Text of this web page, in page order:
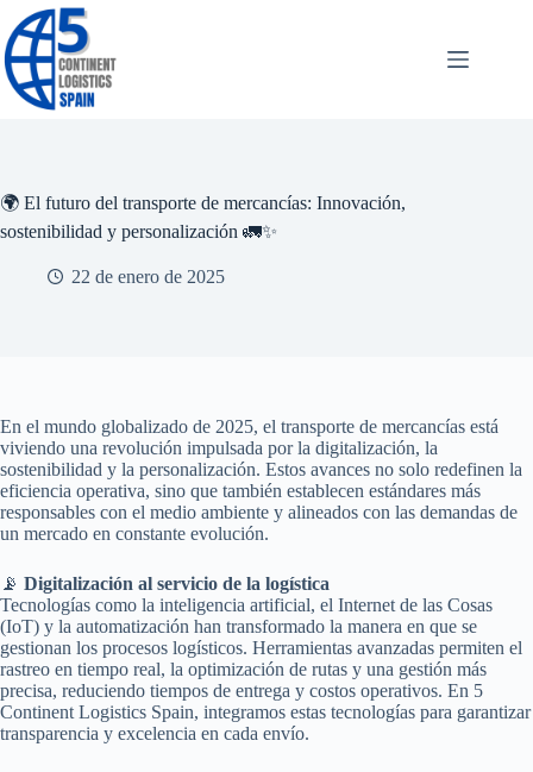
Saltar
al
contenido
🌍 El futuro del transporte de mercancías: Innovación,
sostenibilidad y personalización 🚛✨
22 de enero de 2025
En el mundo globalizado de 2025, el transporte de mercancías está
viviendo una revolución impulsada por la digitalización, la
sostenibilidad y la personalización. Estos avances no solo redefinen la
eficiencia operativa, sino que también establecen estándares más
responsables con el medio ambiente y alineados con las demandas de
un mercado en constante evolución.
📡 Digitalización al servicio de la logística
Tecnologías como la inteligencia artificial, el Internet de las Cosas
(IoT) y la automatización han transformado la manera en que se
gestionan los procesos logísticos. Herramientas avanzadas permiten el
rastreo en tiempo real, la optimización de rutas y una gestión más
precisa, reduciendo tiempos de entrega y costos operativos. En 5
Continent Logistics Spain, integramos estas tecnologías para garantizar
transparencia y excelencia en cada envío.